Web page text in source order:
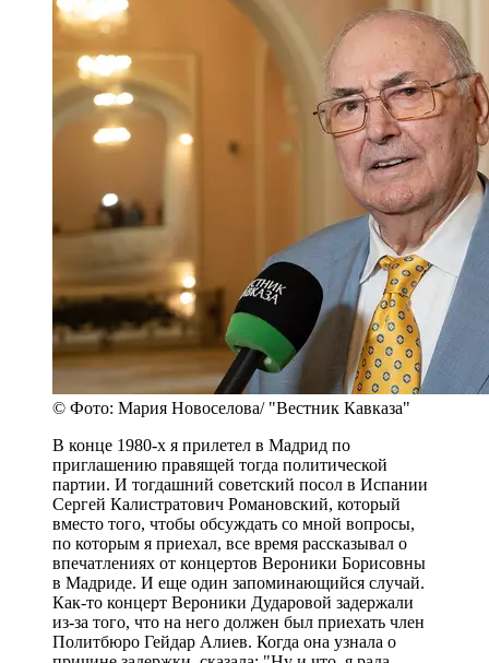
© Фото: Мария Новоселова/ "Вестник Кавказа"
В конце 1980-х я прилетел в Мадрид по
приглашению правящей тогда политической
партии. И тогдашний советский посол в Испании
Сергей Калистратович Романовский, который
вместо того, чтобы обсуждать со мной вопросы,
по которым я приехал, все время рассказывал о
впечатлениях от концертов Вероники Борисовны
в Мадриде. И еще один запоминающийся случай.
Как-то концерт Вероники Дударовой задержали
из-за того, что на него должен был приехать член
Политбюро Гейдар Алиев. Когда она узнала о